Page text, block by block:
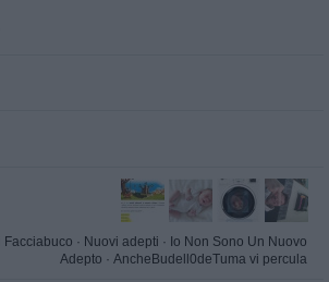
Facciabuco · Nuovi adepti · Io Non Sono Un Nuovo
Adepto · AncheBudell0deTuma vi percula